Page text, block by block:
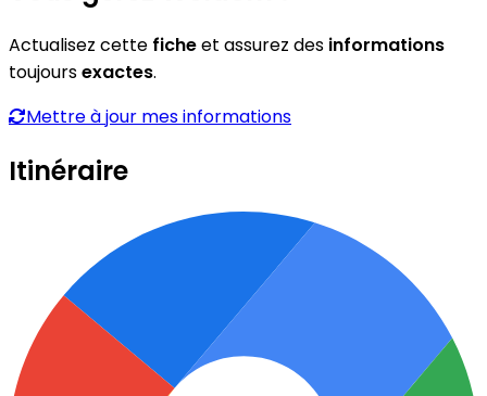
Actualisez cette ficheet assurez des informations
toujoursexactes.
Mettre à jour mes informations
Itinéraire